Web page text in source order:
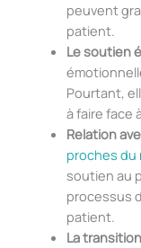
peuvent
patient.
Le soutien
Pourtant,
à faire face
Relation
proches du
soutien au
processus
patient.
La